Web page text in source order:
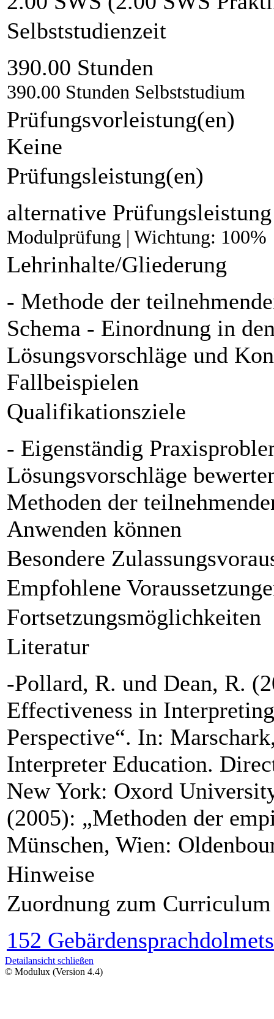
Selbststudienzeit
390.00 Stunden
390.00 Stunden Selbststudium
Prüfungsvorleistung(en)
Keine
Prüfungsleistung(en)
alternative
Modulprüfung | Wichtung: 100%
Lehrinhalte/Gliederung
- Methode der
Schema - Einordnung in
Lösungsvorschläge und
Fallbeispielen
Qualifikationsziele
- Eigenständig
Lösungsvorschläge
Methoden der
Anwenden können
Besondere
Empfohlene
Fortsetzungsmöglichkeiten
Literatur
-Pollard, R. und Dean, R.
Effectiveness in
Perspective“. In:
Interpreter Education.
New York: Oxord
(2005): „Methoden der
Münschen, Wien:
Hinweise
Zuordnung zum Curriculum
152
Detailansicht schließen
© Modulux (Version 4.4)